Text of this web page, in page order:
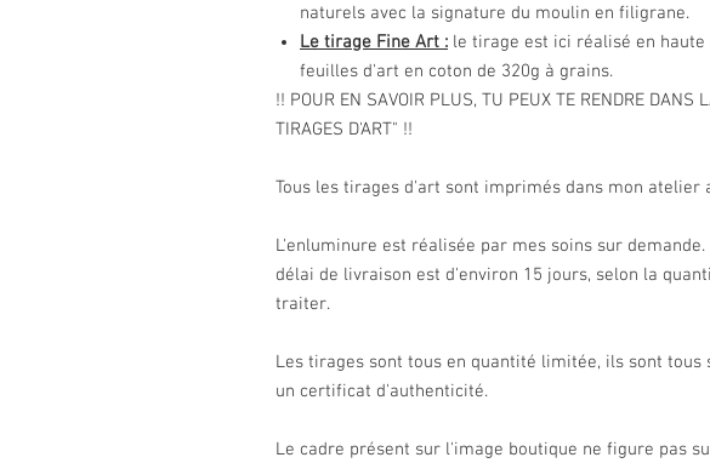
naturels avec la signature du moulin en filigrane.
Le tirage Fine Art : le tirage est ici réalisé en
feuilles d'art en coton de 320g à grains.
!! POUR EN SAVOIR PLUS, TU PEUX TE RENDRE DANS
TIRAGES D'ART" !!
Tous les tirages d'art sont imprimés dans mon atelier
L'enluminure est réalisée par mes soins sur demande.
délai de livraison est d'environ 15 jours, selon la
traiter.
Les tirages sont tous en quantité limitée, ils sont tous
un certificat d'authenticité.
Le cadre présent sur l'image boutique ne figure pas